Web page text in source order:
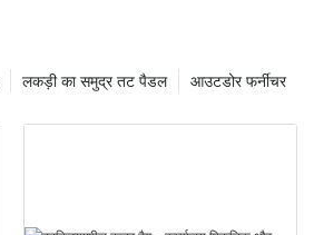
आउटडोर फर्नीचर
लकड़ी का समुद्र तट पैडल